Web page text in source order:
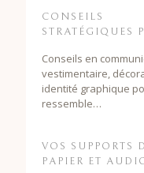
CONSEILS
STRATÉGIQUES
Conseils en
vestimentaire,
identité graphique
ressemble…
VOS SUPPORTS
PAPIER ET